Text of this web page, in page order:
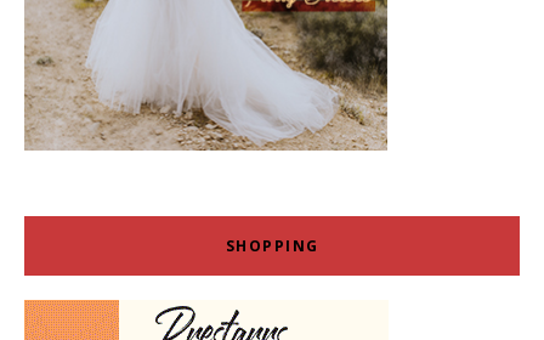
SHOPPING